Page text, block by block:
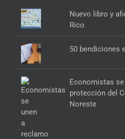
Nuevo libro y
Rico
50 bendiciones
Economistas
protección del
Noreste